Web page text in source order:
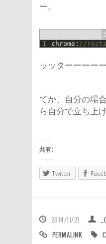
ー。
1
chrome : //
ッッターーーー
てか、自分の場
ら自分で立ち上げ
共有:
Twitter
2014/11/21
PERMALINK